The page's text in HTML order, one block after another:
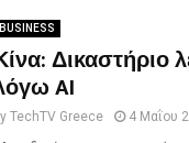
BUSINESS
Δικαστήριο
AI
TechTV Greece 4 Μαΐου